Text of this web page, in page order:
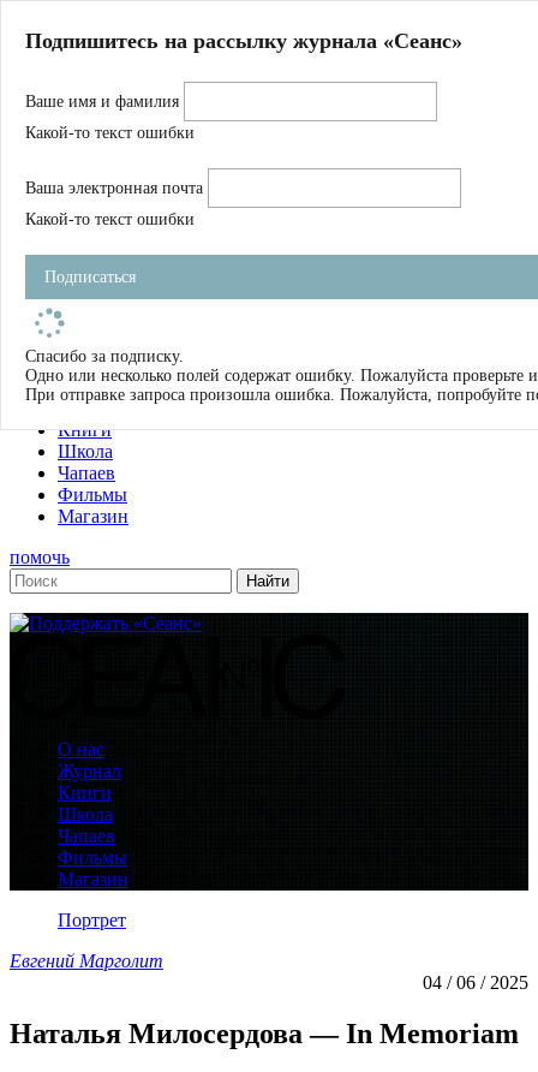
Магазин
Журнал
Школа
Устав
Фильмы
Имена
Тэги
О нас
Журнал
Книги
Школа
Чапаев
Фильмы
Магазин
помочь
О нас
Журнал
Книги
Школа
Чапаев
Фильмы
Магазин
Портрет
Евгений Марголит
04 / 06 / 2025
Наталья Милосердова — In Memoriam
Подпишитесь на рассылку журнала «Сеанс»
Ваше имя и фамилия
Какой-то текст ошибки
Ваша электронная почта
Какой-то текст ошибки
Подписаться
Спасибо за подписку.
Одно или несколько полей содержат ошибку. Пожалуйста проверьте
При отправке запроса произошла ошибка. Пожалуйста, попробуйте